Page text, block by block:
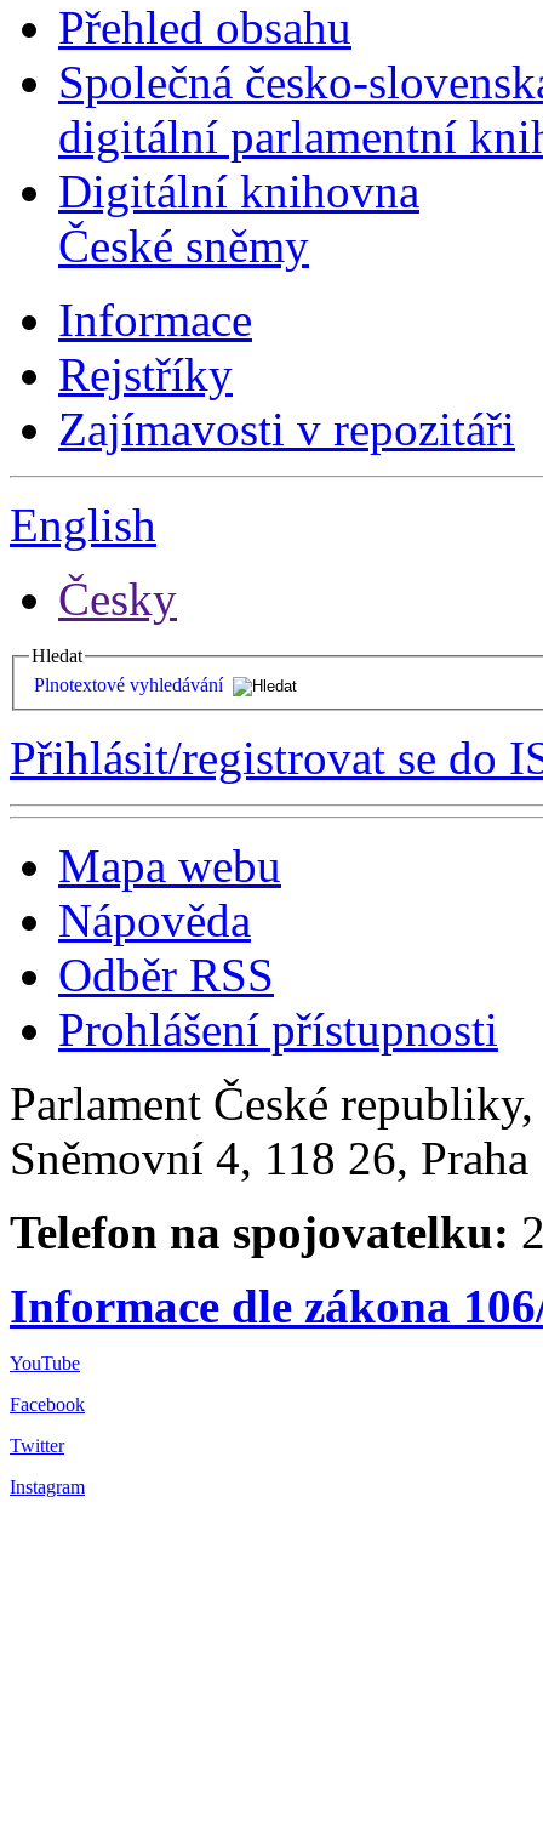
Přehled obsahu
Společná česko-
digitální parlamentní
Digitální knihovna
České sněmy
Informace
Rejstříky
Zajímavosti v repozitáři
English
Česky
Hledat
Plnotextové vyhledávání
Přihlásit/registrovat se do
Mapa webu
Nápověda
Odběr RSS
Prohlášení přístupnosti
Parlament České
Sněmovní 4, 118 26,
Telefon na spojovatelku:
Informace dle zákona
YouTube
Facebook
Twitter
Instagram